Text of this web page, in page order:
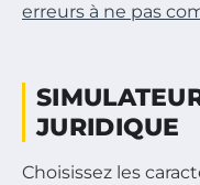
erreurs à ne pas
JURIDIQUE
Choisissez les